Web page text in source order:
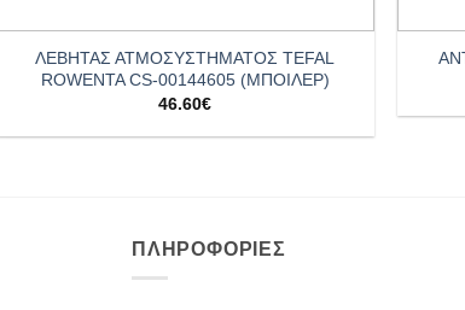
ΛΕΒΗΤΑΣ ΑΤΜΟΣΥΣΤΗΜΑΤΟΣ TEFAL
ROWENTA CS-00144605 (ΜΠΟΙΛΕΡ)
46.60€
ΠΛΗΡΟΦΟΡΊΕΣ